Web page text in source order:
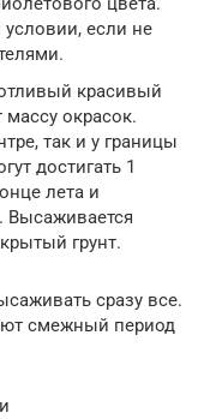
если не
красивый
окрасок.
так и у границы
достигать 1
лета и
Высаживается
грунт.
сразу все.
смежный период